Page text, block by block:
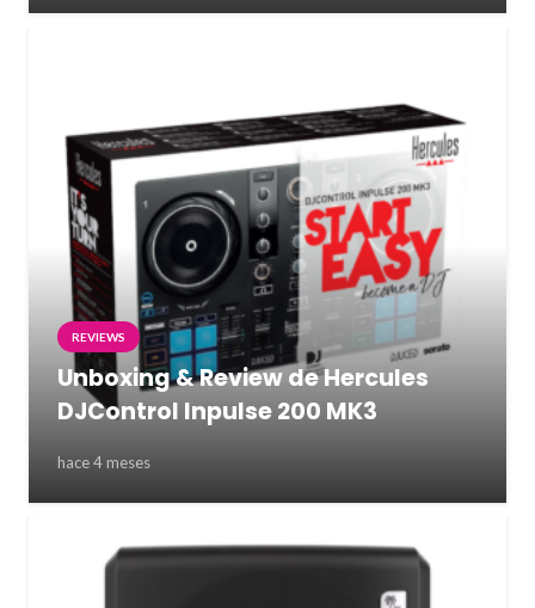
REVIEWS
Unboxing & Review de Hercules
DJControl Inpulse 200 MK3
hace 4 meses